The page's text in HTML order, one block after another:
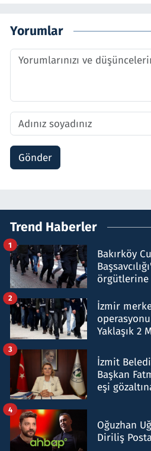
Yorumlar
Gönder
Trend Haberler
Bakırköy
örgütlerine
1
İzmir
Yaklaşık 2
2
İzmit
Başkan
eşi
3
Oğuzhan
Diriliş
4